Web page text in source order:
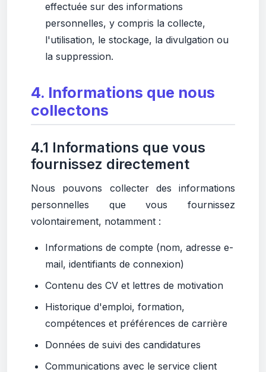
effectuée sur des informations
personnelles, y compris la collecte,
l'utilisation, le stockage, la divulgation ou
la suppression.
4. Informations que nous
collectons
4.1 Informations que vous
fournissez directement
Nous pouvons collecter des informations
personnelles que vous fournissez
volontairement, notamment :
Informations de compte (nom, adresse e-
mail, identifiants de connexion)
Contenu des CV et lettres de motivation
Historique d'emploi, formation,
compétences et préférences de carrière
Données de suivi des candidatures
Communications avec le service client